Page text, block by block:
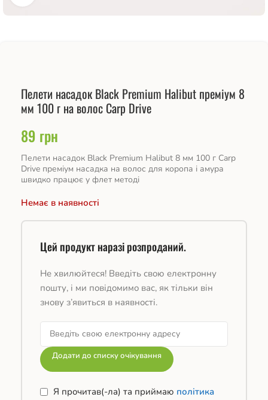
Пелети насадок Black Premium Halibut преміум 8
мм 100 г на волос Carp Drive
89 грн
Пелети насадок Black Premium Halibut 8 мм 100 г Carp
Drive преміум насадка на волос для коропа і амура
швидко працює у флет методі
Немає в наявності
Цей продукт наразі розпроданий.
Не хвилюйтеся! Введіть свою електронну
пошту, і ми повідомимо вас, як тільки він
знову з’явиться в наявності.
Додати до списку очікування
Я прочитав(-ла) та приймаю політика